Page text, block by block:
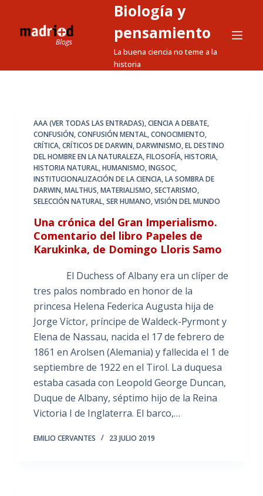
a
Biología y
pensamiento
La buena ciencia no teme a la
historia
AAA (VER TODAS LAS ENTRADAS),CIENCIA A DEBATE,
CONFUSIÓN,CONFUSIÓN MENTAL,CONOCIMIENTO,
CRÍTICA,CRÍTICOS DE DARWIN,DARWINISMO,EL DESTINO
DEL HOMBRE EN LA NATURALEZA,FILOSOFÍA,HISTORIA,
HISTORIA NATURAL,HUMANISMO,INGSOC,
INSTITUCIONALIZACIÓN DE LA CIENCIA,LA SOMBRA DE
DARWIN,MALTHUS,MATERIALISMO,SECTARISMO,
SELECCIÓN NATURAL,SER HUMANO,VISIÓN DEL MUNDO
Una crónica del Gran Imperialismo.
Comentario del libro Papeles de
Karukinka, de Domingo Lloris Samo
El Duchess of Albany era un clíper de
tres palos nombrado en honor de la
princesa Helena Federica Augusta hija de
Jorge Víctor, príncipe de Waldeck-Pyrmont y
Elena de Nassau, nacida el 17 de febrero de
1861 en Arolsen (Alemania) y fallecida el 1 de
septiembre de 1922 en el Tirol. La duquesa
estaba casada con Leopold George Duncan,
Duque de Albany, séptimo hijo de la Reina
Victoria I de Inglaterra. El barco,…
EMILIO CERVANTES 23 JULIO 2019